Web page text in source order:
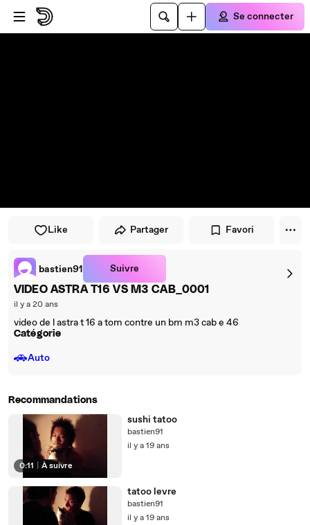
Passer au player
Passer au contenu principal
Se connecter
Like Partager Favori
bastien91 Suivre
VIDEO ASTRA T16 VS M3 CAB_0001
il y a 20 ans
video de l astra t 16 a tom contre un bm m3 cab e 46
Catégorie
🚗Auto
Recommandations
0:11 À suivre
sushi tatoo
bastien91
il y a 19 ans
tatoo levre
bastien91
il y a 19 ans